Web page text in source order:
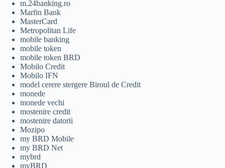
m.24banking.ro
Marfin Bank
MasterCard
Metropolitan Life
mobile banking
mobile token
mobile token BRD
Mobilo Credit
Mobilo IFN
model cerere stergere Biroul de Credit
monede
monede vechi
mostenire credit
mostenire datorii
Mozipo
my BRD Mobile
my BRD Net
mybrd
myBRD